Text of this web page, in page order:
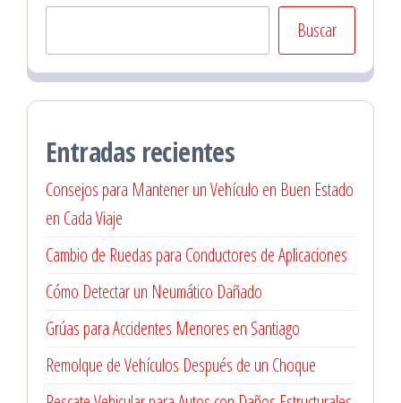
Buscar
Entradas recientes
Consejos para Mantener un Vehículo en Buen Estado
en Cada Viaje
Cambio de Ruedas para Conductores de Aplicaciones
Cómo Detectar un Neumático Dañado
Grúas para Accidentes Menores en Santiago
Remolque de Vehículos Después de un Choque